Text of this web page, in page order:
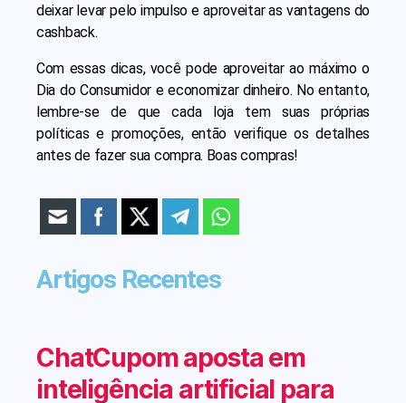
deixar levar pelo impulso e aproveitar as vantagens do
cashback.
Com essas dicas, você pode aproveitar ao máximo o
Dia do Consumidor e economizar dinheiro. No entanto,
lembre-se de que cada loja tem suas próprias
políticas e promoções, então verifique os detalhes
antes de fazer sua compra. Boas compras!
Artigos Recentes
ChatCupom aposta em
inteligência artificial para